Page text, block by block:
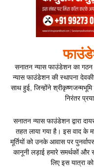
सनातन न्यास फाउंडेशन का
न्यास फाउंडेशन की स्थापना
साथ हुई, जिन्होंने
निरंतर
सनातन न्यास फाउंडेशन द्वारा
तहत लाया गया है। इस वाद के
मूर्तियों को उनके आवास पर
कानूनी लड़ाई हमारे समर्थकों और
लिए इस यात्रा